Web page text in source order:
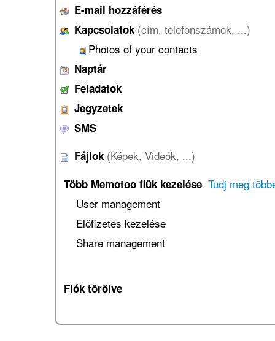
E-mail hozzáférés
Kapcsolatok (cím, telefonszámok, ...)
Photos of your contacts
Naptár
Feladatok
Jegyzetek
SMS
Fájlok (Képek, Videók, ...)
Több Memotoo fiük kezelése Tudj meg
User management
Előfizetés kezelése
Share management
Fiók törölve